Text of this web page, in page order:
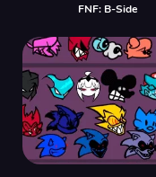
FNF: B-Side